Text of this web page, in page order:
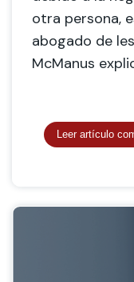
otra persona,
abogado de
McManus
Leer artículo